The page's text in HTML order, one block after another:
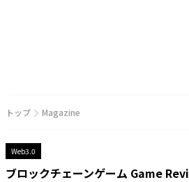
トップ Magazine
Web3.0
ブロックチェーンゲーム Game